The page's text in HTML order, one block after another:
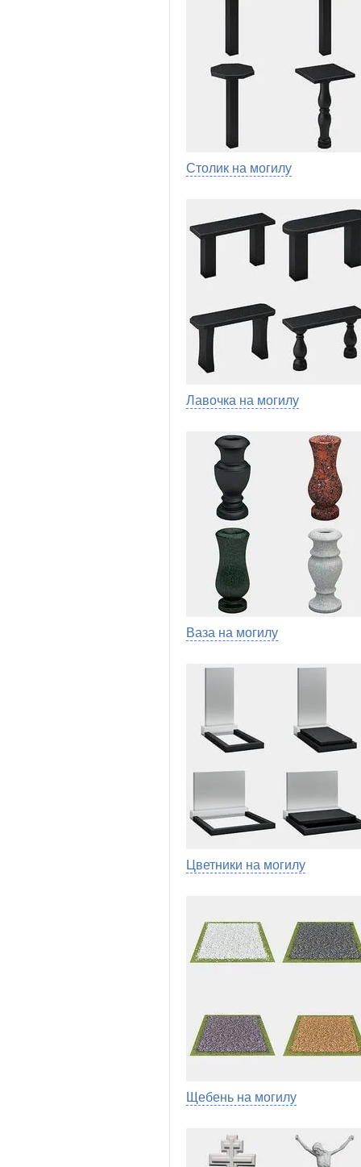
Столик на могилу
Лавочка на могилу
Ваза на могилу
Цветники на могилу
Щебень на могилу